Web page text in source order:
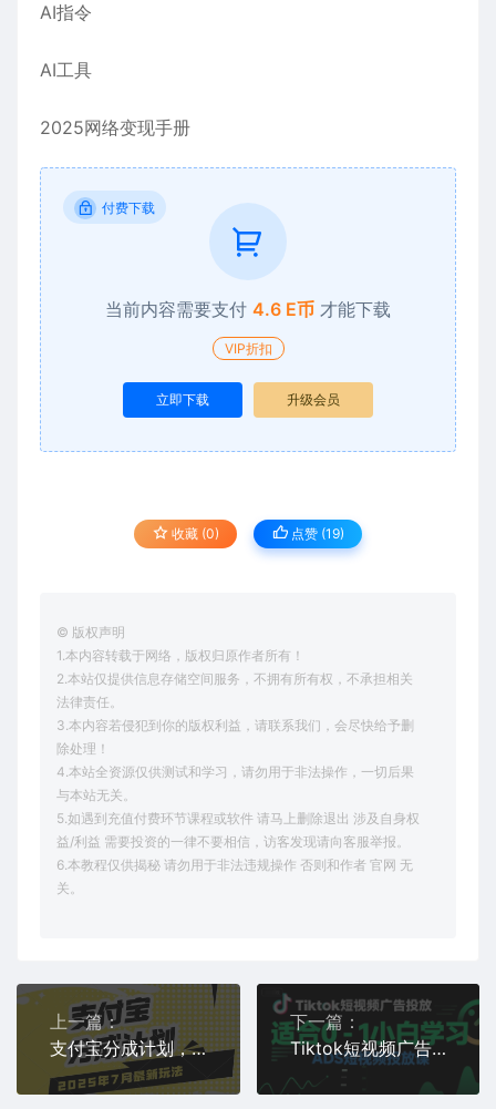
AI指令
AI工具
2025网络变现手册
付费下载
当前内容需要支付 4.6 E币 才能下载
VIP折扣
立即下载 升级会员
收藏 (0) 点赞 (19)
© 版权声明
1.本内容转载于网络，版权归原作者所有！
2.本站仅提供信息存储空间服务，不拥有所有权，不承担相关
法律责任。
3.本内容若侵犯到你的版权利益，请联系我们，会尽快给予删
除处理！
4.本站全资源仅供测试和学习，请勿用于非法操作，一切后果
与本站无关。
5.如遇到充值付费环节课程或软件 请马上删除退出 涉及自身权
益/利益 需要投资的一律不要相信，访客发现请向客服举报。
6.本教程仅供揭秘 请勿用于非法违规操作 否则和作者 官网 无
关。
上一篇：
支付宝分成计划，最新玩法，利用人物传记视频，挣分成计划收益，操作简单，轻松月入过W
下一篇：
Tiktok短视频广告投放，适合0-1小白学习ADS短视频投放课